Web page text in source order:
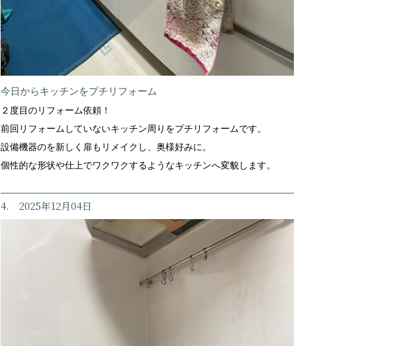
今日からキッチンをプチリフォーム
２度目のリフォーム依頼！
前回リフォームしていないキッチン周りをプチリフォームです。
設備機器のを新しく扉もリメイクし、奥様好みに。
個性的な形状や仕上でワクワクするようなキッチンへ変貌します。
4. 2025年12月04日